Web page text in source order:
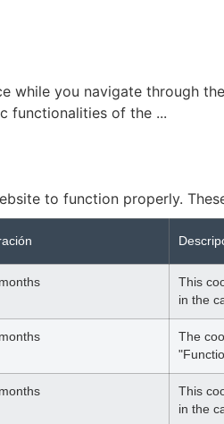
while you navigate through
functionalities of the ...
to function properly.
This
in the
The
This
in the